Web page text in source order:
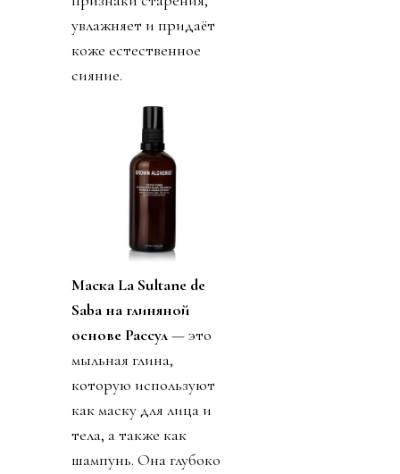
увлажняет и придаёт
коже естественное
сияние.
Маска La Sultane de
Saba на глиняной
основе Рассул— это
мыльная глина,
которую используют
как маску для лица и
тела, а также как
шампунь. Она глубоко